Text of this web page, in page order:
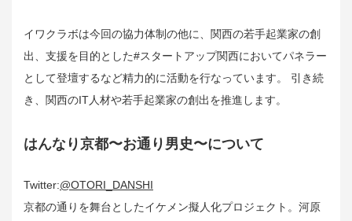
イワクラボは今回の協力体制の他に、関西の若手起業家の創
出、支援を目的とした#スタートアップ関西においてパネラー
として登壇するなど精力的に活動を行なっています。 引き続
き、関西のIT人材や若手起業家の創出を推進します。
はんなり京都〜お通り男史〜について
Twitter:@OTORI_DANSHI
京都の通りを舞台としたイケメン擬人化プロジェクト。河原